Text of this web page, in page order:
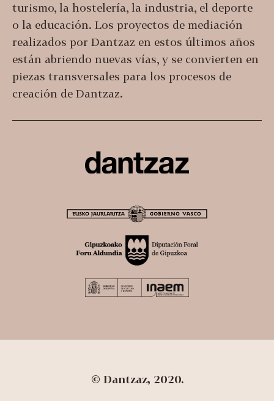
turismo, la hostelería, la industria, el deporte
o la educación. Los proyectos de mediación
realizados por Dantzaz en estos últimos años
están abriendo nuevas vías, y se convierten en
piezas transversales para los procesos de
creación de Dantzaz.
© Dantzaz, 2020.